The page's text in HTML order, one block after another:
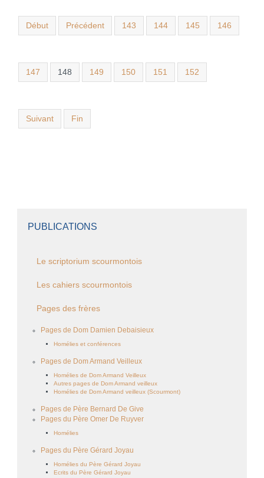
Début Précédent 143 144 145 146
147 148 149 150 151 152
Suivant Fin
PUBLICATIONS
Le scriptorium scourmontois
Les cahiers scourmontois
Pages des frères
Pages de Dom Damien Debaisieux
Homélies et conférences
Pages de Dom Armand Veilleux
Homélies de Dom Armand Veilleux
Autres pages de Dom Armand veilleux
Homélies de Dom Armand veilleux (Scourmont)
Pages de Père Bernard De Give
Pages du Père Omer De Ruyver
Homélies
Pages du Père Gérard Joyau
Homélies du Père Gérard Joyau
Ecrits du Père Gérard Joyau